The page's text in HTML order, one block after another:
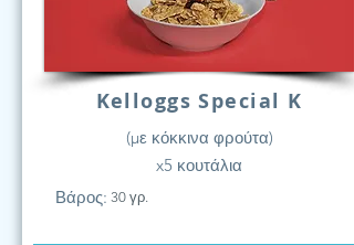
Kelloggs Special K
(με κόκκινα φρούτα)
x5 κουτάλια
Βάρος: 30 γρ.